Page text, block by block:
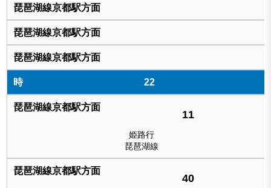
22
11
姫路行
琵琶湖線
40